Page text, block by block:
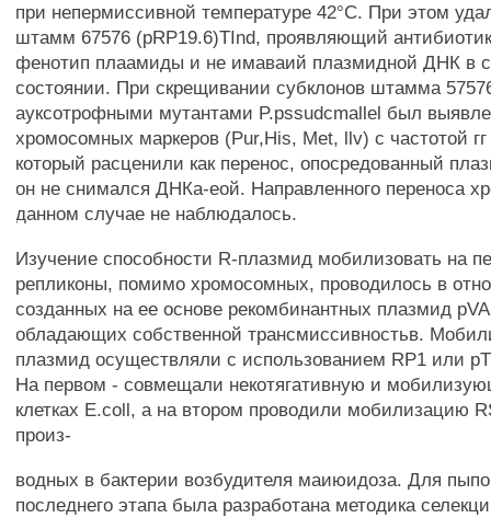
при непермиссивной температуре 42°С. При этом
штамм 67576 (pRP19.6)TInd, проявляющий
фенотип плаамиды и не имаваий плазмидной ДНК в
состоянии. При скрещивании субклонов штамма
ауксотрофными мутантами P.pssudcmallel был
хромосомных маркеров (Pur,His, Met, llv) с частотой
который расценили как перенос, опосредованный
он не снимался ДНКа-еой. Направленного переноса
данном случае не наблюдалось.
Изучение способности R-плазмид мобилизовать на
репликоны, помимо хромосомных, проводилось в
созданных на ее основе рекомбинантных плазмид
обладающих собственной трансмиссивностьв.
плазмид осуществляли с использованием RP1 или
На первом - совмещали некотягативную и
клетках E.coll, а на втором проводили мобилизацию
произ-
водных в бактерии возбудителя маиюидоза. Для
последнего этапа была разработана методика